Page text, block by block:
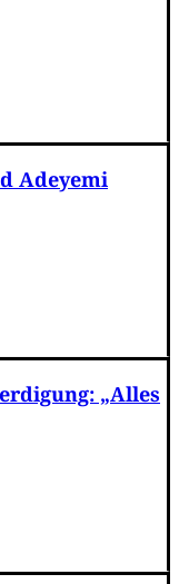
Adeyemi
„Alles